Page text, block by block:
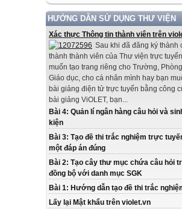
HƯỚNG DẪN SỬ DỤNG THƯ VIỆN
Xác thực Thông tin thành viên trên
Sau khi đã đăng ký thành
thành thành viên của Thư viện trực
muốn tạo trang riêng cho Trường,
Giáo dục, cho cá nhân mình hay bạn
bài giảng điện tử trực tuyến bằng công
bài giảng ViOLET, bạn...
Bài 4: Quản lí ngân hàng câu hỏi và
kiện
Bài 3: Tạo đề thi trắc nghiệm trực
một đáp án đúng
Bài 2: Tạo cây thư mục chứa câu hỏi
đồng bộ với danh mục SGK
Bài 1: Hướng dẫn tạo đề thi trắc
Lấy lại Mật khẩu trên violet.vn